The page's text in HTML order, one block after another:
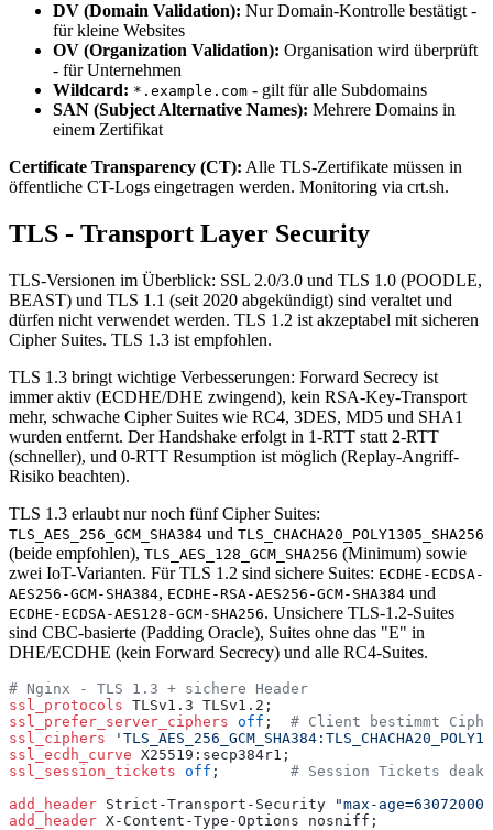
DV (Domain Validation): Nur Domain-Kontrolle bestätigt -
für kleine Websites
OV (Organization Validation): Organisation wird überprüft
- für Unternehmen
Wildcard: *.example.com - gilt für alle Subdomains
SAN (Subject Alternative Names): Mehrere Domains in
einem Zertifikat
Certificate Transparency (CT): Alle TLS-Zertifikate müssen in
öffentliche CT-Logs eingetragen werden. Monitoring via crt.sh.
TLS - Transport Layer Security
TLS-Versionen im Überblick: SSL 2.0/3.0 und TLS 1.0 (POODLE,
BEAST) und TLS 1.1 (seit 2020 abgekündigt) sind veraltet und
dürfen nicht verwendet werden. TLS 1.2 ist akzeptabel mit sicheren
Cipher Suites. TLS 1.3 ist empfohlen.
TLS 1.3 bringt wichtige Verbesserungen: Forward Secrecy ist
immer aktiv (ECDHE/DHE zwingend), kein RSA-Key-Transport
mehr, schwache Cipher Suites wie RC4, 3DES, MD5 und SHA1
wurden entfernt. Der Handshake erfolgt in 1-RTT statt 2-RTT
(schneller), und 0-RTT Resumption ist möglich (Replay-Angriff-
Risiko beachten).
TLS 1.3 erlaubt nur noch fünf Cipher Suites:
TLS_AES_256_GCM_SHA384 und TLS_CHACHA20_POLY1305_SHA256
(beide empfohlen), TLS_AES_128_GCM_SHA256 (Minimum) sowie
zwei IoT-Varianten. Für TLS 1.2 sind sichere Suites: ECDHE-ECDSA-
AES256-GCM-SHA384, ECDHE-RSA-AES256-GCM-SHA384 und
ECDHE-ECDSA-AES128-GCM-SHA256. Unsichere TLS-1.2-Suites
sind CBC-basierte (Padding Oracle), Suites ohne das "E" in
DHE/ECDHE (kein Forward Secrecy) und alle RC4-Suites.
# Nginx - TLS 1.3 + sichere Header
ssl_protocols TLSv1.3 TLSv1.2;
ssl_prefer_server_ciphers off ; # Client bestimmt
ssl_ciphers
ssl_ecdh_curve X25519:secp384r1;
ssl_session_tickets off ; # Session Tickets
add_header Strict-Transport-Security
"max-
add_header X-Content-Type-Options nosniff;